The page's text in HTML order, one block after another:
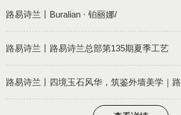
路易诗兰丨Buralian · 铂丽娜/
路易诗兰丨路易诗兰总部第135期夏季工艺
路易诗兰丨四境玉石风华，筑鉴外墙美学｜路